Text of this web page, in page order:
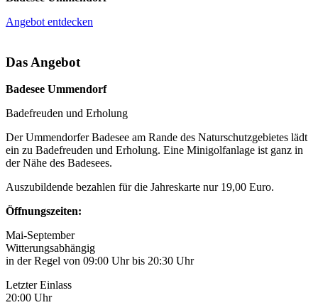
Angebot entdecken
Das Angebot
Badesee Ummendorf
Badefreuden und Erholung
Der Ummendorfer Badesee am Rande des Naturschutzgebietes lädt
ein zu Badefreuden und Erholung. Eine Minigolfanlage ist ganz in
der Nähe des Badesees.
Auszubildende bezahlen für die Jahreskarte nur 19,00 Euro.
Öffnungszeiten:
Mai-September
Witterungsabhängig
in der Regel von 09:00 Uhr bis 20:30 Uhr
Letzter Einlass
20:00 Uhr